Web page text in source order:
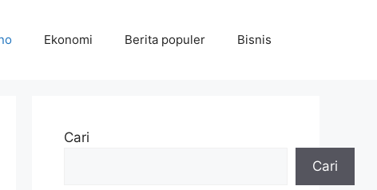
Ekonomi Berita populer Bisnis
Cari
Cari